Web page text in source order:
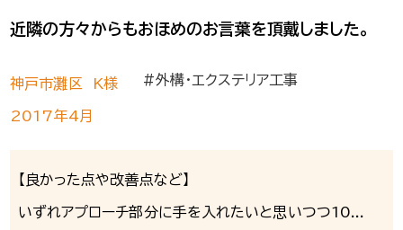
窓・内窓・網戸
雨戸 カギ交換
外壁
フェンス・柵
剪定・雑草対策
ポスト
門まわり
近隣の方々からもおほめのお言葉を頂戴しました。
神戸市灘区 K様 #外構・エクステリア工事
2017年4月
【良かった点や改善点など】
いずれアプローチ部分に手を入れたいと思いつつ10...